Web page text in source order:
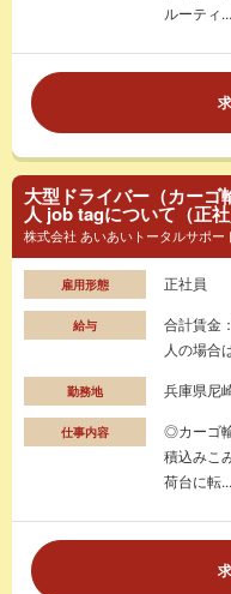
ルーティ...
大型ドライバー（カー
人 job tagについて（正社
株式会社 あいあいトータルサポー
雇用形態 正社員
給与
合計賃金
人の場合
勤務地 兵庫県尼
仕事内容
◎カーゴ
積込みこ
荷台に転...